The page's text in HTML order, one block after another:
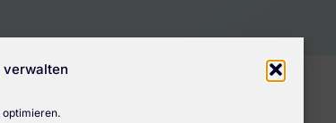
verwalten
optimieren.